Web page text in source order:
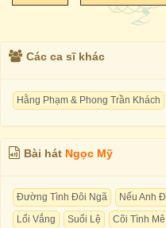
Các ca sĩ khác
Hằng Phạm & Phong Trần Khách
Bài hát Ngọc Mỹ
Đường Tình Đôi Ngã Nếu Anh
Lối Vắng
Suối Lệ Cõi Tình Mê